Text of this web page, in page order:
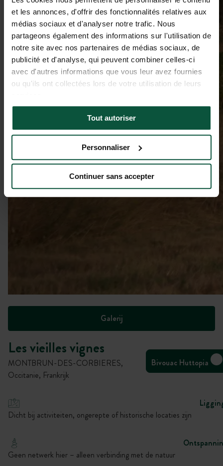
et les annonces, d'offrir des fonctionnalités relatives aux
médias sociaux et d'analyser notre trafic. Nous
partageons également des informations sur l'utilisation de
notre site avec nos partenaires de médias sociaux, de
publicité et d'analyse, qui peuvent combiner celles-ci
avec d'autres informations que vous leur avez fournies
ou qu'ils ont collectées lors de votre utilisation de leurs
Tout autoriser
Personnaliser
Continuer sans accepter
Galerij
Les vieilles vignes
MONTBRUN-DES-CORBIERES,
Occitanie, Frankrijk
Bivouac Huttopia
Dicht bij activiteiten, ongerepte of historische locaties zijn
Geen netwerk hier – alleen verbinding met de natuur